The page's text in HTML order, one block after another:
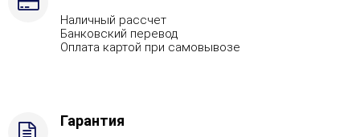
Наличный рассчет
Банковский перевод
Оплата картой при самовывозе
Гарантия